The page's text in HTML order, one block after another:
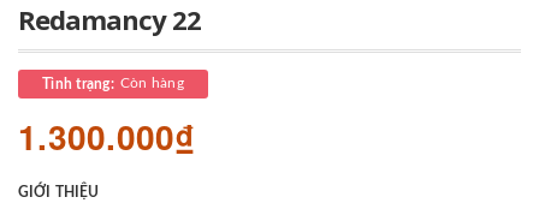
Redamancy 22
Tình trạng: Còn hàng
1.300.000₫
GIỚI THIỆU